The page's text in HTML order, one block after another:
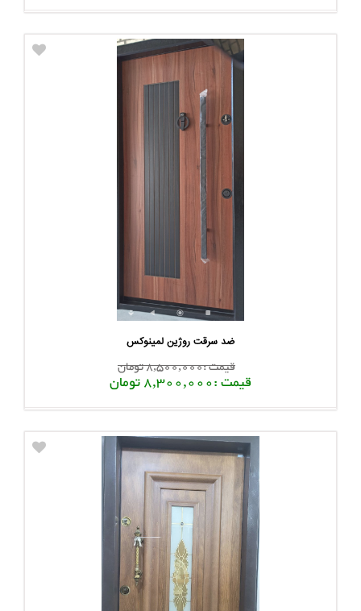
ضد سرقت روژین لمینوکس
قیمت :8,500,000 تومان
قیمت :8,300,000 تومان